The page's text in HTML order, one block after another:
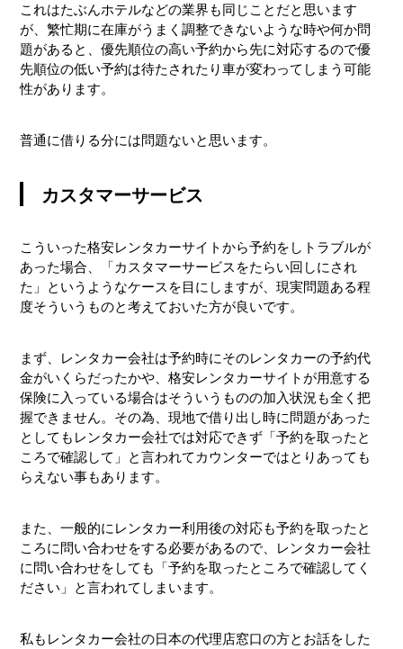
これはたぶんホテルなどの業界も同じことだと思います
が、繁忙期に在庫がうまく調整できないような時や何か問
題があると、優先順位の高い予約から先に対応するので優
先順位の低い予約は待たされたり車が変わってしまう可能
性があります。
普通に借りる分には問題ないと思います。
カスタマーサービス
こういった格安レンタカーサイトから予約をしトラブルが
あった場合、「カスタマーサービスをたらい回しにされ
た」というようなケースを目にしますが、現実問題ある程
度そういうものと考えておいた方が良いです。
まず、レンタカー会社は予約時にそのレンタカーの予約代
金がいくらだったかや、格安レンタカーサイトが用意する
保険に入っている場合はそういうものの加入状況も全く把
握できません。その為、現地で借り出し時に問題があった
としてもレンタカー会社では対応できず「予約を取ったと
ころで確認して」と言われてカウンターではとりあっても
らえない事もあります。
また、一般的にレンタカー利用後の対応も予約を取ったと
ころに問い合わせをする必要があるので、レンタカー会社
に問い合わせをしても「予約を取ったところで確認してく
ださい」と言われてしまいます。
私もレンタカー会社の日本の代理店窓口の方とお話をした